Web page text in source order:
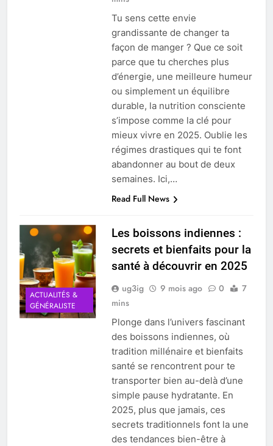
Tu sens cette envie
grandissante de changer ta
façon de manger ? Que ce soit
parce que tu cherches plus
d’énergie, une meilleure humeur
ou simplement un équilibre
durable, la nutrition consciente
s’impose comme la clé pour
mieux vivre en 2025. Oublie les
régimes drastiques qui te font
abandonner au bout de deux
semaines. Ici,…
Read Full News
ACTUALITÉS &
GÉNÉRALISTE
Les boissons indiennes :
secrets et bienfaits pour la
santé à découvrir en 2025
ug3ig 9 mois ago 0
7
mins
Plonge dans l’univers fascinant
des boissons indiennes, où
tradition millénaire et bienfaits
santé se rencontrent pour te
transporter bien au-delà d’une
simple pause hydratante. En
2025, plus que jamais, ces
secrets traditionnels font la une
des tendances bien-être à